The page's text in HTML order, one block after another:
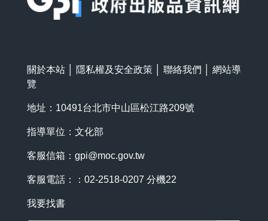
關於本站 隱私權及安全政策 聯絡我們
網站導
覽
地址：10491台北市中山區松江路209號
指導單位：文化部
客服信箱： gpi@moc.gov.tw
客服電話：：02-2518-0207 分機22
我要找書